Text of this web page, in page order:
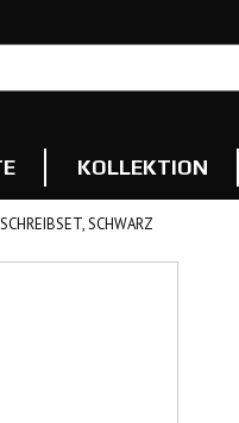
KOLLEKTION
SCHWARZ